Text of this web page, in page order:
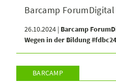
Barcamp ForumDigital
26.10.2024 | Barcamp
Wegen in der Bildung #fdbc24
BARCAMP